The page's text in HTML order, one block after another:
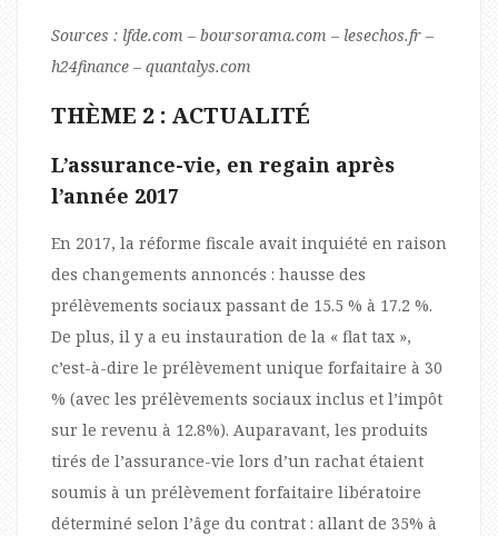
Sources : lfde.com – boursorama.com – lesechos.fr –
h24finance – quantalys.com
THÈME 2 : ACTUALITÉ
L’assurance-vie, en regain après
l’année 2017
En 2017, la réforme fiscale avait inquiété en raison
des changements annoncés : hausse des
prélèvements sociaux passant de 15.5 % à 17.2 %.
De plus, il y a eu instauration de la « flat tax »,
c’est-à-dire le prélèvement unique forfaitaire à 30
% (avec les prélèvements sociaux inclus et l’impôt
sur le revenu à 12.8%). Auparavant, les produits
tirés de l’assurance-vie lors d’un rachat étaient
soumis à un prélèvement forfaitaire libératoire
déterminé selon l’âge du contrat : allant de 35% à